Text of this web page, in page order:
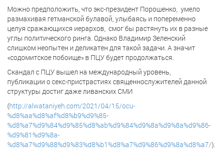
Можно предположить, что экс-президент Порошенко, умело
размахивая гетманской булавой, улыбаясь и попеременно
целуя сражающихся иерархов, смог бы растянуть их в разные
углы политического ринга. Однако Владимир Зеленский
слишком неопытен и деликатен для такой задачи. А значит
«содомитское побоище» в ПЦУ будет продолжаться.
Скандал с ПЦУ вышел на международный уровень,
публикации о секс-пристрастиях священнослужителей данной
структуры достиг даже ливанских СМИ
(http://alwataniyeh.com/2021/04/15/ocu-
%d8%aa%d8%af%d8%b9%d9%85-
%d8%a7%d9%84%d9%85%d8%ab%d9%84%d9%8a%d9%8a%d9%86-
%d9%81%d9%8a-
%d8%a7%d9%88%d9%83%d8%b1%d8%a7%d9%86%d9%8a%d8%a7/).